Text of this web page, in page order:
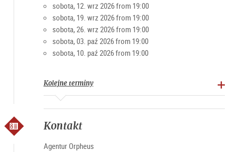
sobota, 12. wrz 2026 from 19:00
sobota, 19. wrz 2026 from 19:00
sobota, 26. wrz 2026 from 19:00
sobota, 03. paź 2026 from 19:00
sobota, 10. paź 2026 from 19:00
Kolejne terminy
Kontakt
Agentur Orpheus